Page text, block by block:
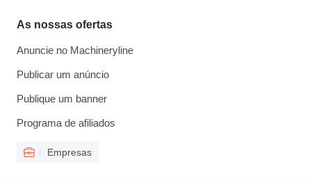
As nossas ofertas
Anuncie no Machineryline
Publicar um anúncio
Publique um banner
Programa de afiliados
Empresas